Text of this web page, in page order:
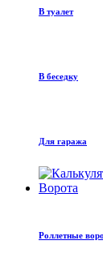
В туалет
В беседку
Для гаража
Ворота
Роллетные